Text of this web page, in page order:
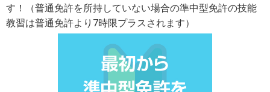
す！（普通免許を所持していない場合の準中型免許の技能
教習は普通免許より7時限プラスされます）